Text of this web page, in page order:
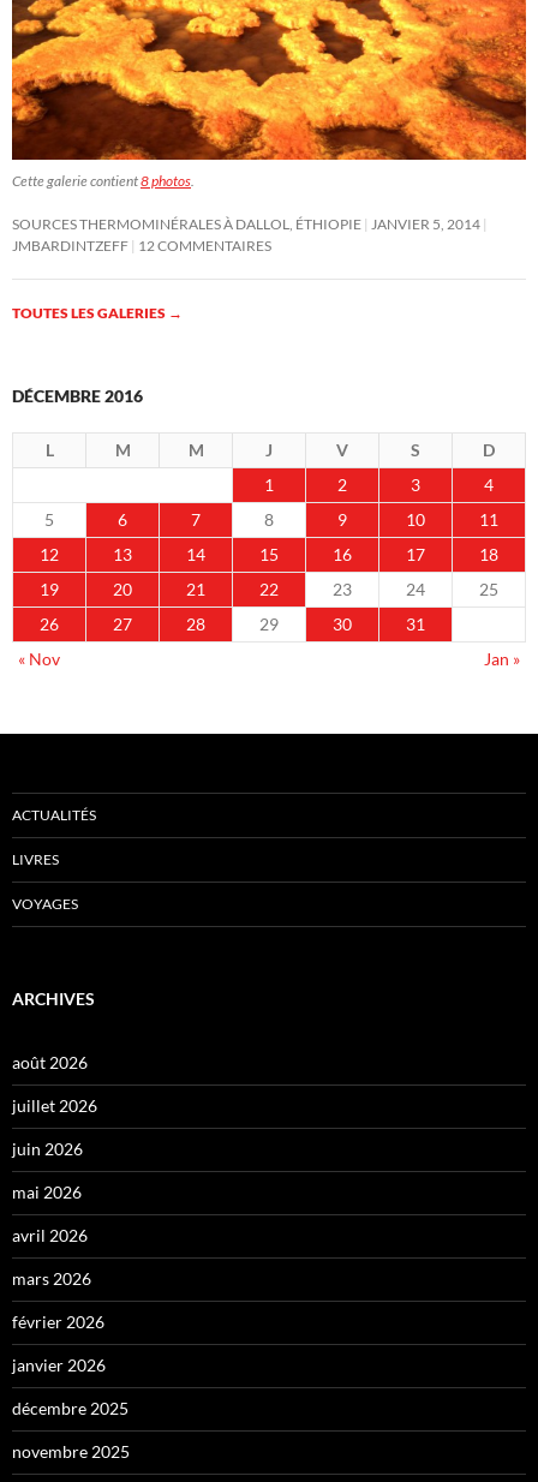
Cette galerie contient8 photos
SOURCES THERMOMINÉRALES À DALLOL, ÉTHIOPIE
JANVIER 5, 2014
JMBARDINTZEFF 12 COMMENTAIRES
TOUTES LES GALERIES →
DÉCEMBRE 2016
L M M J V S
D
1
2 3
4
5
6 7 8 9 10
11
12
13 14 15 16 17
18
19
20 21 22 23 24
25
26
27 28 29 30
31
« Nov
Jan »
ACTUALITÉS
LIVRES
VOYAGES
ARCHIVES
août 2026
juillet 2026
juin 2026
mai 2026
avril 2026
mars 2026
février 2026
janvier 2026
décembre 2025
novembre 2025